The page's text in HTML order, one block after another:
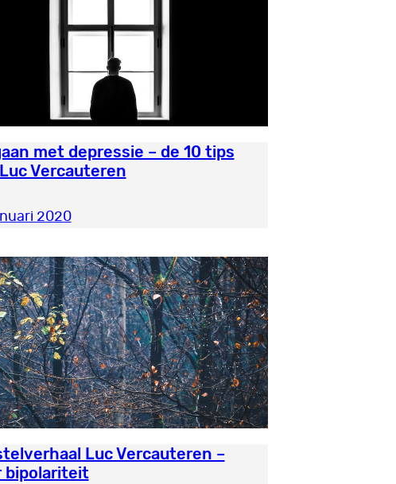
met depressie – de 10 tips
Vercauteren
2020
Luc Vercauteren –
bipolariteit